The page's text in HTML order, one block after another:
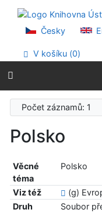
Přejít na menu
Prohlášení o
Česky
V košíku (0)
Počet záznamů: 1
Polsko
Věcné
téma
Polsko
Viz též
(g)
Druh
Soubor